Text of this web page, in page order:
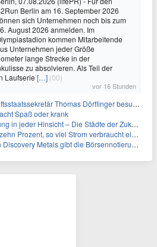
Berlin am 16. September 2026
sich Unternehmen noch bis zum
August 2026 anmelden. Im
kommen Mitarbeitende
Unternehmen jeder Größe
lange Strecke in der
zu absolvieren. Als Teil der
Laufserie […] (00)
vor 16 Stunden
Thomas Dörflinger besucht Handwerksbetrieb im Kammerbezirk Freiburg
Spaß oder krank
jeder Hinsicht – Die Städte der Zukunft sind grün-blau
Prozent, so viel Strom verbraucht ein Aufzug im Gebäude
Metals gibt die Börsennotierung an der Frankfurter Wertpapierbörse bekannt